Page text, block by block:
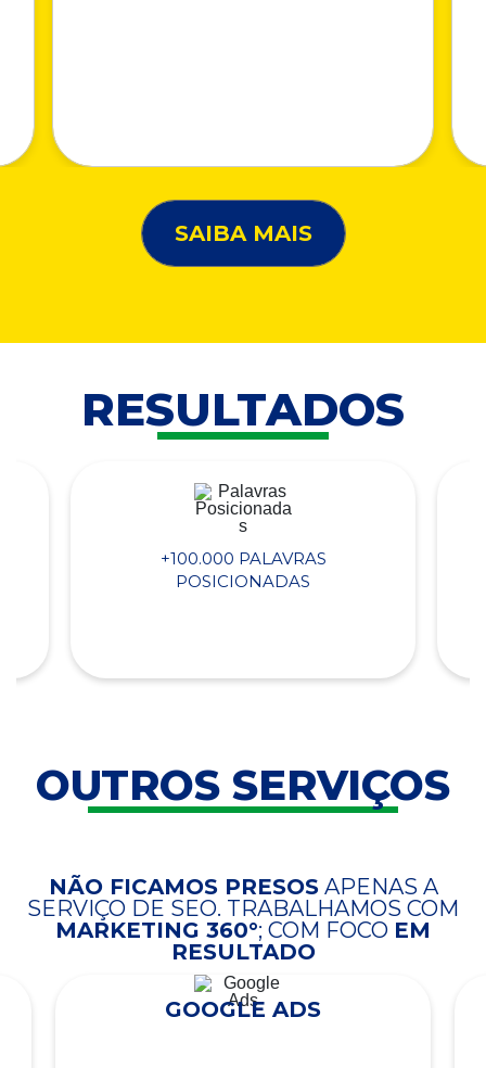
SAIBA MAIS
RESULTADOS
+100.000 PALAVRAS
POSICIONADAS
OUTROS SERVIÇOS
NÃO FICAMOS PRESOSAPENAS A
SERVIÇO DE SEO. TRABALHAMOS COM
MARKETING 360°; COM FOCO EM
RESULTADO
GOOGLE ADS